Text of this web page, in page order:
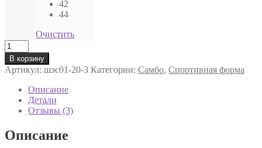
42
44
Очистить
Количество
товара
Шорты
для
самбо,
эластик
В корзину
Артикул: шэс01-20-3 Категории: Самбо, Спортивная форма
Описание
Детали
Отзывы (3)
Описание